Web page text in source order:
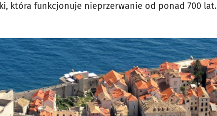
która funkcjonuje nieprzerwanie od ponad 700 lat.